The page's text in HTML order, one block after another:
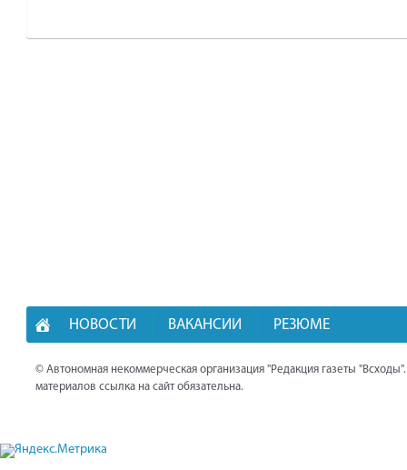
НОВОСТИ ВАКАНСИИ РЕЗЮМЕ
© Автономная некоммерческая организация "Редакция газеты
материалов ссылка на сайт обязательна.